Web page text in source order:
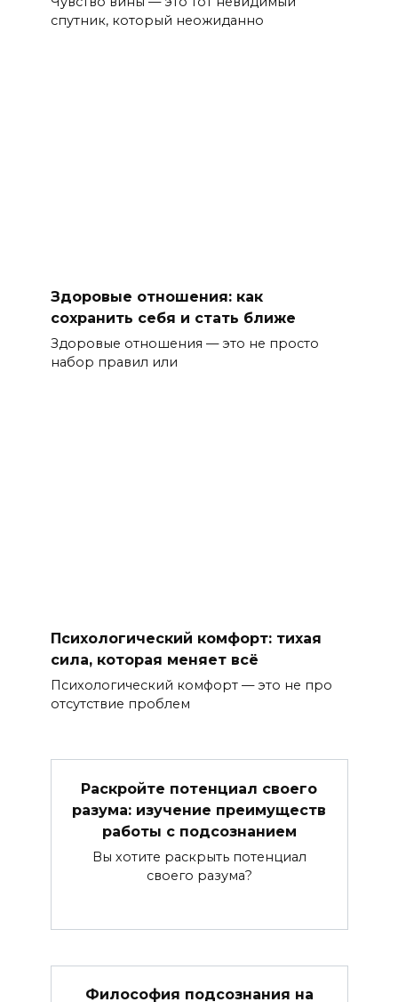
спутник, который неожиданно
Здоровые отношения: как
сохранить себя и стать ближе
Здоровые отношения — это не просто
набор правил или
Психологический комфорт: тихая
сила, которая меняет всё
Психологический комфорт — это не про
отсутствие проблем
Раскройте потенциал своего
разума: изучение преимуществ
работы с подсознанием
Вы хотите раскрыть потенциал
своего разума?
Философия подсознания на